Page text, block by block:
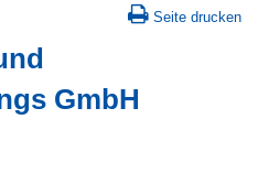
Seite drucken
GmbH